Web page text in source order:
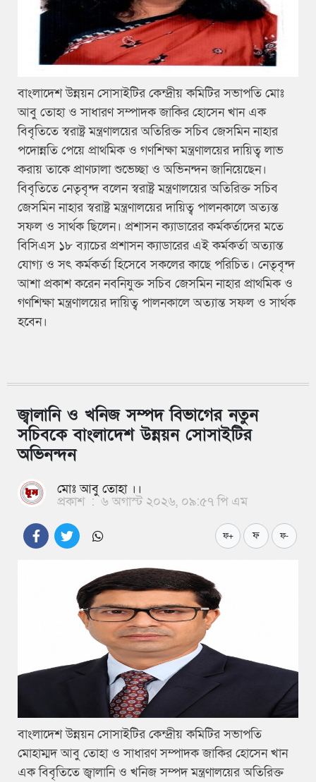
বাংলাদেশ উন্নয়ন সোসাইটির কেন্দ্রীয় কমিটির সভাপতি মোঃ
আবু তোহা ও সাধারণ সম্পাদক জাকির হোসেন খান এক
বিবৃতিতে স্বরাষ্ট্র মন্ত্রণালয়ের অতিরিক্ত সচিব জেসমিন নাহার
পদোন্নতি পেয়ে প্রাথমিক ও গণশিক্ষা মন্ত্রণালয়ের দায়িত্ব লাভ
করায় তাকে প্রাণঢালা শুভেচ্ছা ও অভিনন্দন জানিয়েছেন।
বিবৃতিতে নেতৃবৃন্দ বলেন স্বরাষ্ট্র মন্ত্রণালয়ের অতিরিক্ত সচিব
জেসমিন নাহার স্বরাষ্ট্র মন্ত্রণালয়ের দায়িত্ব পালনকালে অত্যন্ত
সফল ও সার্থক ছিলেন। প্রশাসন ক্যাডারের কর্মকর্তাদের মতে
বিসিএস ১৮ ব্যাচের প্রশাসন ক্যাডারের এই কর্মকর্তা অত্যান্ত
যোগ্য ও সৎ কর্মকর্তা হিসেবে সকলের কাছে পরিচিত। নেতৃবৃন্দ
আশা প্রকাশ করেন নবনিযুক্ত সচিব জেসমিন নাহার প্রাথমিক ও
গণশিক্ষা মন্ত্রণালয়ের দায়িত্ব পালনকালে অত্যান্ত সফল ও সার্থক
হবেন।
জ্বালানি ও খনিজ সম্পদ বিভাগের নতুন
সচিবকে বাংলাদেশ উন্নয়ন সোসাইটির
অভিনন্দন
মোঃ আবু তোহা ।।
প্রকাশ : ৬ অগাস্ট ২০২৬, ০৯:৫৭ পি এম
ফ+ ফ ফ-
বাংলাদেশ উন্নয়ন সোসাইটির কেন্দ্রীয় কমিটির সভাপতি
মোহাম্মদ আবু তোহা ও সাধারণ সম্পাদক জাকির হোসেন খান
এক বিবৃতিতে জ্বালানি ও খনিজ সম্পদ মন্ত্রণালয়ের অতিরিক্ত